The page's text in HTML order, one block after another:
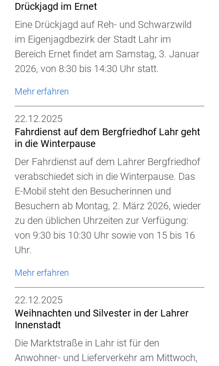
Drückjagd im Ernet
Eine Drückjagd auf Reh- und Schwarzwild
im Eigenjagdbezirk der Stadt Lahr im
Bereich Ernet findet am Samstag, 3. Januar
2026, von 8:30 bis 14:30 Uhr statt.
Mehr erfahren
22.12.2025
Fahrdienst auf dem Bergfriedhof Lahr geht
in die Winterpause
Der Fahrdienst auf dem Lahrer Bergfriedhof
verabschiedet sich in die Winterpause. Das
E-Mobil steht den Besucherinnen und
Besuchern ab Montag, 2. März 2026, wieder
zu den üblichen Uhrzeiten zur Verfügung:
von 9:30 bis 10:30 Uhr sowie von 15 bis 16
Uhr.
Mehr erfahren
22.12.2025
Weihnachten und Silvester in der Lahrer
Innenstadt
Die Marktstraße in Lahr ist für den
Anwohner- und Lieferverkehr am Mittwoch,